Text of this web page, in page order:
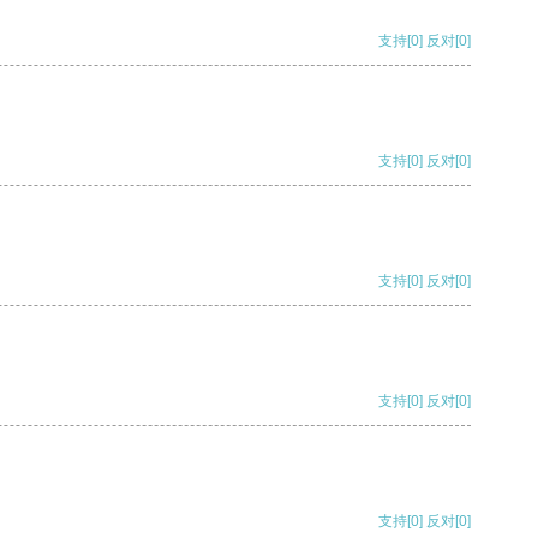
支持[0] 反对[0]
支持[0] 反对[0]
支持[0] 反对[0]
支持[0] 反对[0]
支持[0] 反对[0]